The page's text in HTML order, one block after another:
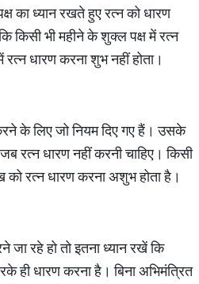
का ध्यान रखते हुए रत्न को धारण
किसी भी महीने के शुक्ल पक्ष में रत्न
रत्न धारण करना शुभ नहीं होता।
के लिए जो नियम दिए गए हैं। उसके
रत्न धारण नहीं करनी चाहिए। किसी
को रत्न धारण करना अशुभ होता है।
रहे हो तो इतना ध्यान रखें कि
ही धारण करना है। बिना अभिमंत्रित